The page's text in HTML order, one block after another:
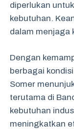
diperlukan
kebutuhan.
dalam menjaga
Dengan
berbagai
Somer
terutama di
kebutuhan
meningkatkan